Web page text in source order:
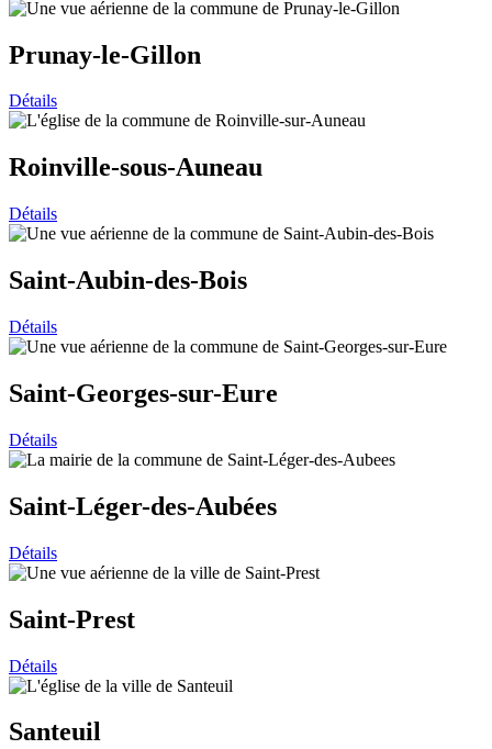
Prunay-le-Gillon
Détails
Roinville-sous-Auneau
Détails
Saint-Aubin-des-Bois
Détails
Saint-Georges-sur-Eure
Détails
Saint-Léger-des-Aubées
Détails
Saint-Prest
Détails
Santeuil